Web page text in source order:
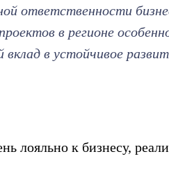
ответственности
в регионе
в устойчивое
лояльно к бизнесу,